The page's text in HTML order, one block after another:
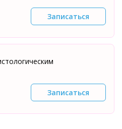
Записаться
Записаться